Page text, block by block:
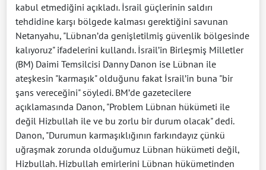
kabul etmediğini açıkladı. İsrail güçlerinin saldırı
tehdidine karşı bölgede kalması gerektiğini savunan
Netanyahu, "Lübnan’da genişletilmiş güvenlik bölgesinde
kalıyoruz" ifadelerini kullandı. İsrail’in Birleşmiş Milletler
(BM) Daimi Temsilcisi Danny Danon ise Lübnan ile
ateşkesin "karmaşık" olduğunu fakat İsrail’in buna "bir
şans vereceğini" söyledi. BM’de gazetecilere
açıklamasında Danon, "Problem Lübnan hükümeti ile
değil Hizbullah ile ve bu zorlu bir durum olacak" dedi.
Danon, "Durumun karmaşıklığının farkındayız çünkü
uğraşmak zorunda olduğumuz Lübnan hükümeti değil,
Hizbullah. Hizbullah emirlerini Lübnan hükümetinden